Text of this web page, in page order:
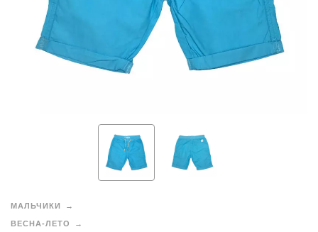
МАЛЬЧИКИ
ВЕСНА-ЛЕТО